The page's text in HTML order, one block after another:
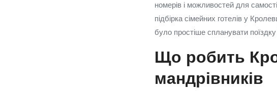
номерів і можливостей для
підбірка сімейних готелів у
було простіше спланувати
Що робить
мандрівників